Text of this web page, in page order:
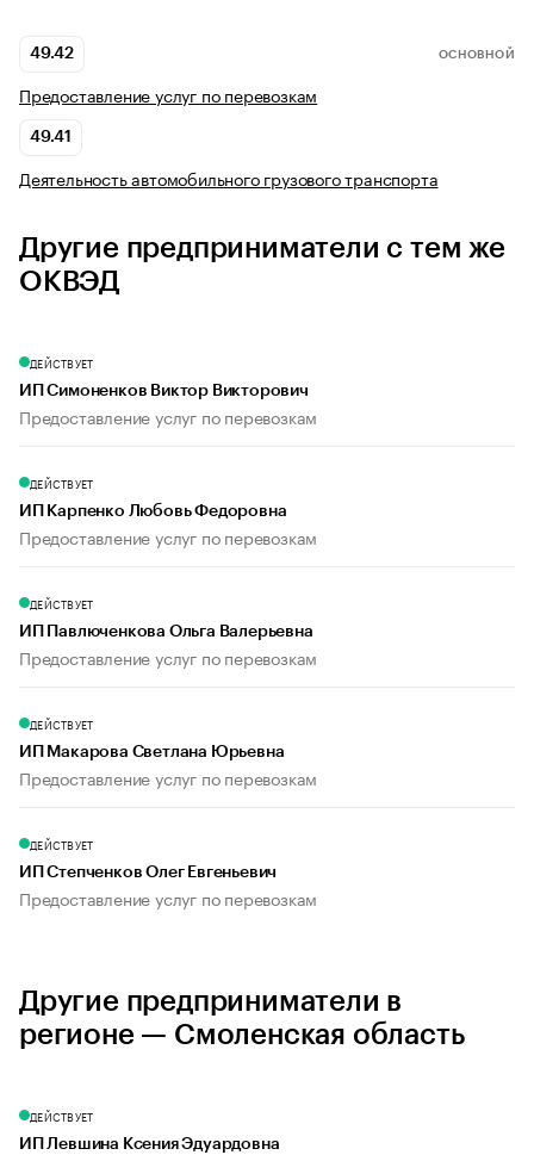
49.42 ОСНОВНОЙ
Предоставление услуг по перевозкам
49.41
Деятельность автомобильного грузового транспорта
Другие предприниматели с тем же
ОКВЭД
ДЕЙСТВУЕТ
ИП Симоненков Виктор Викторович
Предоставление услуг по перевозкам
ДЕЙСТВУЕТ
ИП Карпенко Любовь Федоровна
Предоставление услуг по перевозкам
ДЕЙСТВУЕТ
ИП Павлюченкова Ольга Валерьевна
Предоставление услуг по перевозкам
ДЕЙСТВУЕТ
ИП Макарова Светлана Юрьевна
Предоставление услуг по перевозкам
ДЕЙСТВУЕТ
ИП Степченков Олег Евгеньевич
Предоставление услуг по перевозкам
Другие предприниматели в
регионе — Смоленская область
ДЕЙСТВУЕТ
ИП Левшина Ксения Эдуардовна